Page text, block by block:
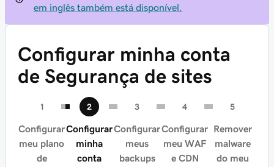
em inglês também está disponível.
Configurar minha conta
de Segurança de sites
Configurar
meu plano
de
Configurar
minha
conta
Configurar
meus
backups
Configurar
meu WAF
e CDN
Remover
malware
do meu